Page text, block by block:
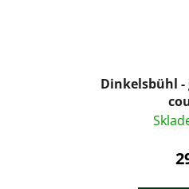
Dinkelsbühl -